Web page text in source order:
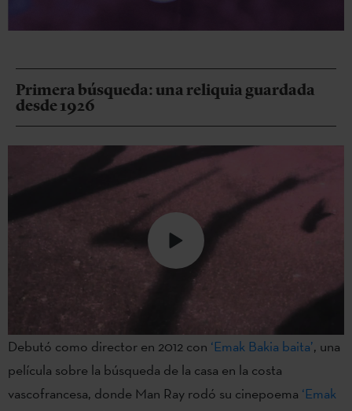
Primera búsqueda: una reliquia guardada
desde 1926
Debutó como director en 2012 con ‘Emak Bakia baita’, una
película sobre la búsqueda de la casa en la costa
vascofrancesa, donde Man Ray rodó su cinepoema ‘Emak